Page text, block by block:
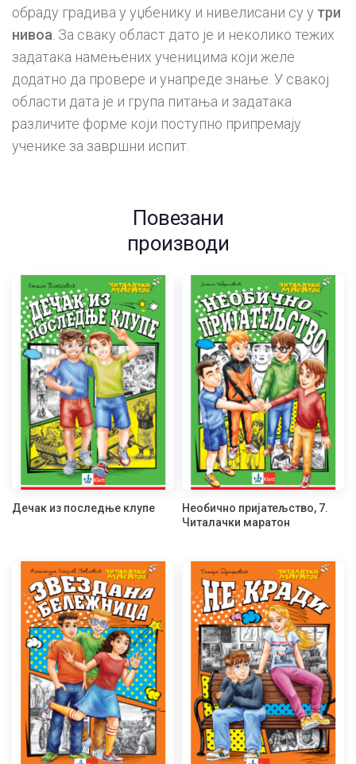
обраду градива у уџбенику и нивелисани су у три
нивоа. За сваку област дато је и неколико тежих
задатака намењених ученицима који желе
додатно да провере и унапреде знање. У свакој
области дата је и група питања и задатака
различите форме који поступно припремају
ученике за завршни испит.
Повезани
производи
Дечак из последње клупе
Необично пријатељство, 7.
Читалачки маратон